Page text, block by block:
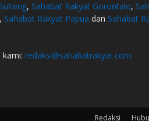
, Sahabat Rakyat Gorontalo,
, Sahabat Rakyat Papua dan Sahabat
kami: redaksi@sahabatrakyat.com
Redaksi